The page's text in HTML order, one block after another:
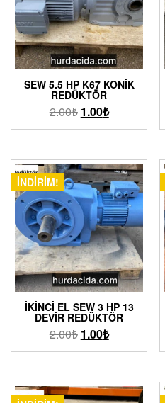
SEW 5.5 HP K67 KONIK
REDÜKTÖR
2.00₺ 1.00₺
İNDIRIM!
İKINCI EL SEW 3 HP 13
DEVIR REDÜKTÖR
2.00₺ 1.00₺